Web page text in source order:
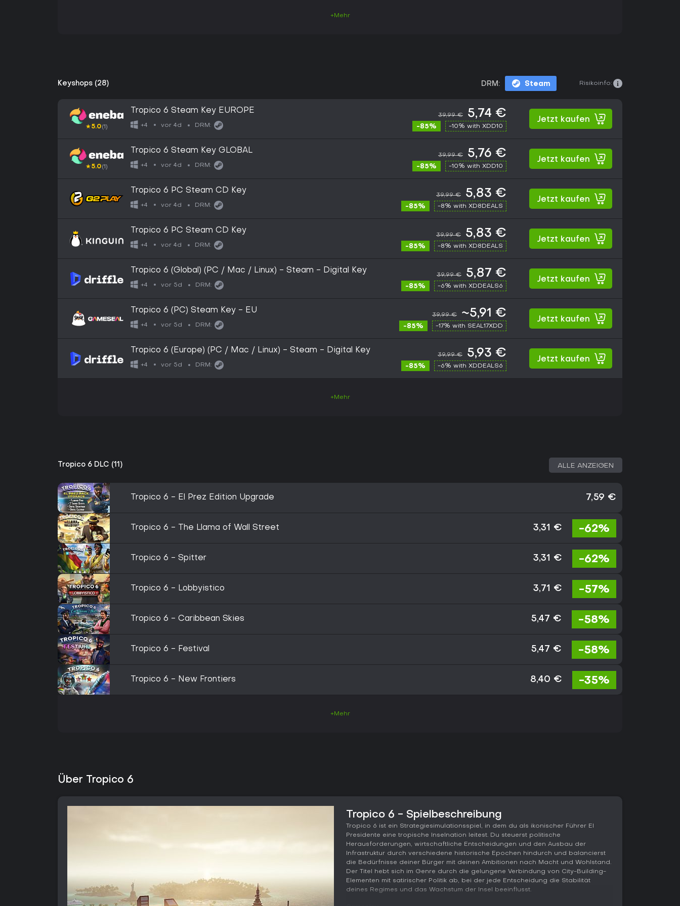
+Mehr
Keyshops (28) DRM: Steam Risikoinfo:
★5.0(1)
Tropico 6 Steam Key EUROPE
+4 vor 4d DRM:
39,99 € 5,74 €
-85% -10% with XDD10
Jetzt kaufen
★5.0(1)
Tropico 6 Steam Key GLOBAL
+4 vor 4d DRM:
39,99 € 5,76 €
-85% -10% with XDD10
Jetzt kaufen
Tropico 6 PC Steam CD Key
+4 vor 4d DRM:
39,99 € 5,83 €
-85% -8% with XD8DEALS
Jetzt kaufen
Tropico 6 PC Steam CD Key
+4 vor 4d DRM:
39,99 € 5,83 €
-85% -8% with XD8DEALS
Jetzt kaufen
Tropico 6 (Global) (PC / Mac / Linux) - Steam - Digital Key
+4 vor 5d DRM:
39,99 € 5,87 €
-85% -6% with XDDEALS6
Jetzt kaufen
Tropico 6 (PC) Steam Key - EU
+4 vor 5d DRM:
39,99 € ~5,91 €
-85% -17% with SEAL17XDD
Jetzt kaufen
Tropico 6 (Europe) (PC / Mac / Linux) - Steam - Digital Key
+4 vor 5d DRM:
39,99 € 5,93 €
-85% -6% with XDDEALS6
Jetzt kaufen
+Mehr
Tropico 6 DLC (11) ALLE ANZEIGEN
Tropico 6 - El Prez Edition Upgrade 7,59 €
Tropico 6 - The Llama of Wall Street 3,31 € -62%
Tropico 6 - Spitter 3,31 € -62%
Tropico 6 - Lobbyistico 3,71 € -57%
Tropico 6 - Caribbean Skies 5,47 € -58%
Tropico 6 - Festival 5,47 € -58%
Tropico 6 - New Frontiers 8,40 € -35%
+Mehr
Über Tropico 6
Tropico 6 - Spielbeschreibung
Tropico 6 ist ein Strategiesimulationsspiel, in dem du als ikonischer Führer El
Presidente eine tropische Inselnation leitest. Du steuerst politische
Herausforderungen, wirtschaftliche Entscheidungen und den Ausbau der
Infrastruktur durch verschiedene historische Epochen hindurch und balancierst
die Bedürfnisse deiner Bürger mit deinen Ambitionen nach Macht und Wohlstand.
Der Titel hebt sich im Genre durch die gelungene Verbindung von City-Building-
Elementen mit satirischer Politik ab, bei der jede Entscheidung die Stabilität
deines Regimes und das Wachstum der Insel beeinflusst.